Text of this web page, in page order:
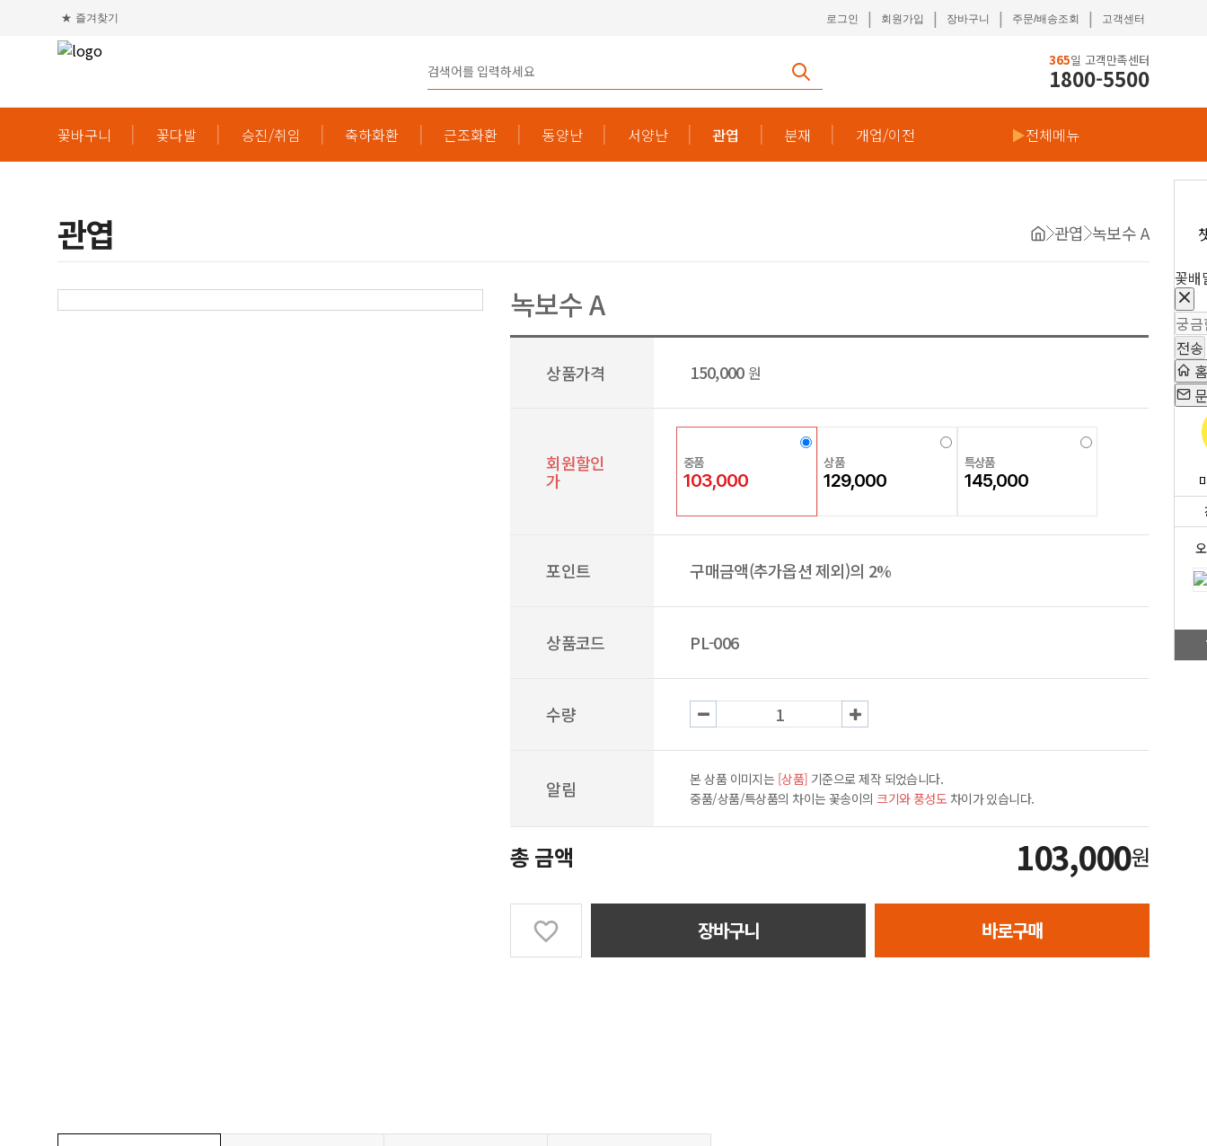
★ 즐겨찾기 로그인 | 회원가입 | 장바구니 | 주문/배송조회 | 고객센터
365일 고객만족센터
1800-5500
꽃바구니 꽃다발 승진/취임 축하화환 근조화환 동양난 서양난 관엽 분재 개업/이전 ▶전체메뉴
관엽 관엽 녹보수 A
녹보수 A
상품가격 150,000 원
회원할인
가
중품
103,000
상품
129,000
특상품
145,000
포인트 구매금액(추가옵션 제외)의 2%
상품코드 PL-006
수량
알림 본 상품 이미지는 [상품] 기준으로 제작 되었습니다.
중품/상품/특상품의 차이는 꽃송이의크기와 풍성도 차이가 있습니다.
총 금액 103,000원
장바구니 바로구매
꽃배
전송
홈